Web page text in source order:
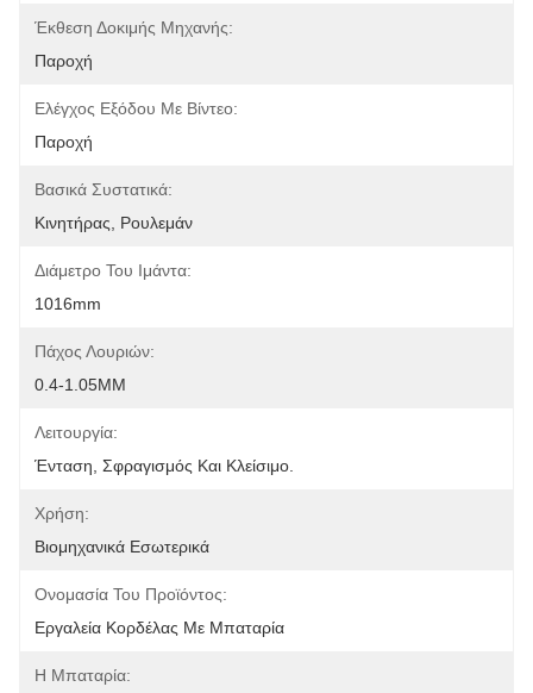
Έκθεση Δοκιμής Μηχανής:
Παροχή
Ελέγχος Εξόδου Με Βίντεο:
Παροχή
Βασικά Συστατικά:
Κινητήρας, Ρουλεμάν
Διάμετρο Του Ιμάντα:
1016mm
Πάχος Λουριών:
0.4-1.05MM
Λειτουργία:
Ένταση, Σφραγισμός Και Κλείσιμο.
Χρήση:
Βιομηχανικά Εσωτερικά
Ονομασία Του Προϊόντος:
Εργαλεία Κορδέλας Με Μπαταρία
Η Μπαταρία: